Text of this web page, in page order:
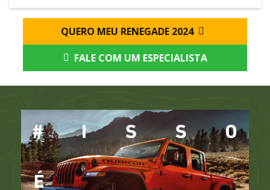
QUERO MEU RENEGADE 2024
FALE COM UM ESPECIALISTA